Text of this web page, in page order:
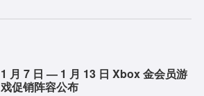
1 月 7 日 — 1 月 13 日 Xbox 金会员游
戏促销阵容公布